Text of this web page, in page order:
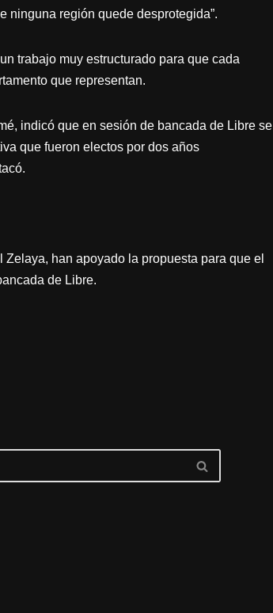
ninguna región quede desprotegida”.
trabajo muy estructurado para que cada
que representan.
indicó que en sesión de bancada de Libre se
que fueron electos por dos años
han apoyado la propuesta para que el
de Libre.